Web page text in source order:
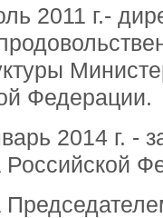
2011 г.-
Федерации.
2014 г. -
Российской